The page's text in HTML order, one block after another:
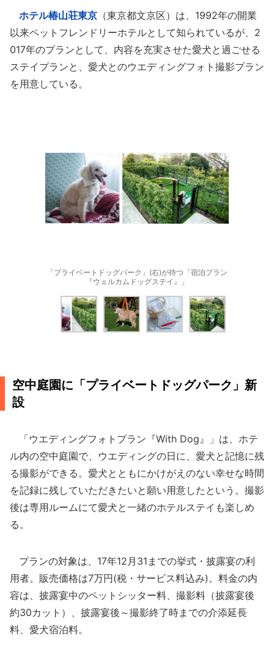
ホテル椿山荘東京 （東京都文京区）は、1992年の開業
以来ペットフレンドリーホテルとして知られているが、2
017年のプランとして、内容を充実させた愛犬と過ごせる
ステイプランと、愛犬とのウエディングフォト撮影プラン
を用意している。
「プライベートドッグパーク」(右)が待つ「宿泊プラン
『ウェルカムドッグステイ』」
空中庭園に「プライベートドッグパーク」新
設
「ウエディングフォトプラン『With Dog』」は、ホテ
ル内の空中庭園で、ウエディングの日に、愛犬と記憶に残
る撮影ができる。愛犬とともにかけがえのない幸せな時間
を記録に残していただきたいと願い用意したという。撮影
後は専用ルームにて愛犬と一緒のホテルステイも楽しめ
る。
プランの対象は、17年12月31までの挙式・披露宴の利
用者。販売価格は7万円(税・サービス料込み)。料金の内
容は、披露宴中のペットシッター料、撮影料（披露宴後
約30カット）、披露宴後～撮影終了時までの介添延長
料、愛犬宿泊料。